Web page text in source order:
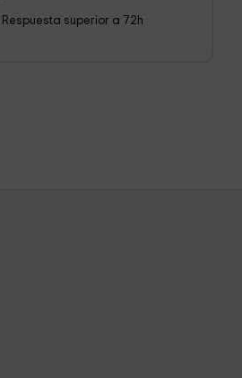
Respuesta superior a 72h